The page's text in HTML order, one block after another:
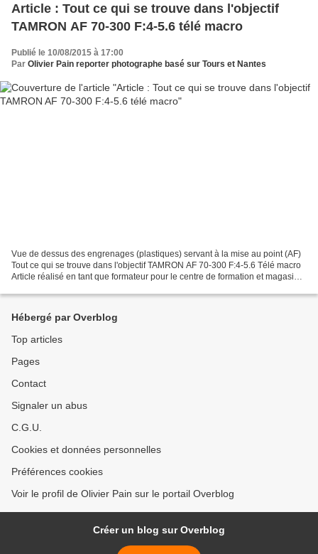
Article : Tout ce qui se trouve dans l'objectif
TAMRON AF 70-300 F:4-5.6 télé macro
Publié le 10/08/2015 à 17:00
Par Olivier Pain reporter photographe basé sur Tours et Nantes
Vue de dessus des engrenages (plastiques) servant à la mise au point (AF)
Tout ce qui se trouve dans l'objectif TAMRON AF 70-300 F:4-5.6 Télé macro
Article réalisé en tant que formateur pour le centre de formation et magasin
Hébergé par Overblog
Top articles
Pages
Contact
Signaler un abus
C.G.U.
Cookies et données personnelles
Préférences cookies
Voir le profil de Olivier Pain sur le portail Overblog
Créer un blog sur Overblog